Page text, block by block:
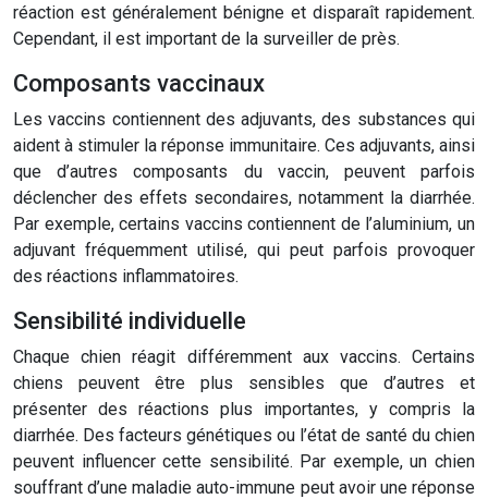
réaction est généralement bénigne et disparaît rapidement.
Cependant, il est important de la surveiller de près.
Composants vaccinaux
Les vaccins contiennent des adjuvants, des substances qui
aident à stimuler la réponse immunitaire. Ces adjuvants, ainsi
que d’autres composants du vaccin, peuvent parfois
déclencher des effets secondaires, notamment la diarrhée.
Par exemple, certains vaccins contiennent de l’aluminium, un
adjuvant fréquemment utilisé, qui peut parfois provoquer
des réactions inflammatoires.
Sensibilité individuelle
Chaque chien réagit différemment aux vaccins. Certains
chiens peuvent être plus sensibles que d’autres et
présenter des réactions plus importantes, y compris la
diarrhée. Des facteurs génétiques ou l’état de santé du chien
peuvent influencer cette sensibilité. Par exemple, un chien
souffrant d’une maladie auto-immune peut avoir une réponse